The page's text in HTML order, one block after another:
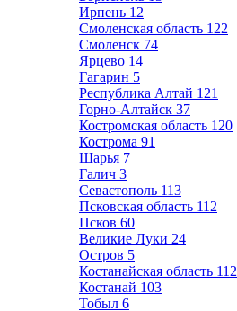
Ирпень 12
Смоленская область 122
Смоленск 74
Ярцево 14
Гагарин 5
Республика Алтай 121
Горно-Алтайск 37
Костромская область 120
Кострома 91
Шарья 7
Галич 3
Севастополь 113
Псковская область 112
Псков 60
Великие Луки 24
Остров 5
Костанайская область 112
Костанай 103
Тобыл 6